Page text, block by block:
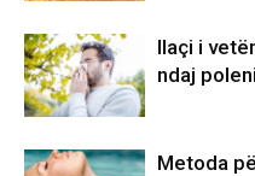
Ilaçi i
ndaj
Metoda